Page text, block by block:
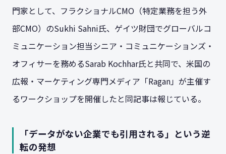
門家として、フラクショナルCMO（特定業務を担う外
部CMO）のSukhi Sahni氏、ゲイツ財団でグローバルコ
ミュニケーション担当シニア・コミュニケーションズ・
オフィサーを務めるSarab Kochhar氏と共同で、米国の
広報・マーケティング専門メディア「Ragan」が主催す
るワークショップを開催したと同記事は報じている。
「データがない企業でも引用される」という逆
転の発想